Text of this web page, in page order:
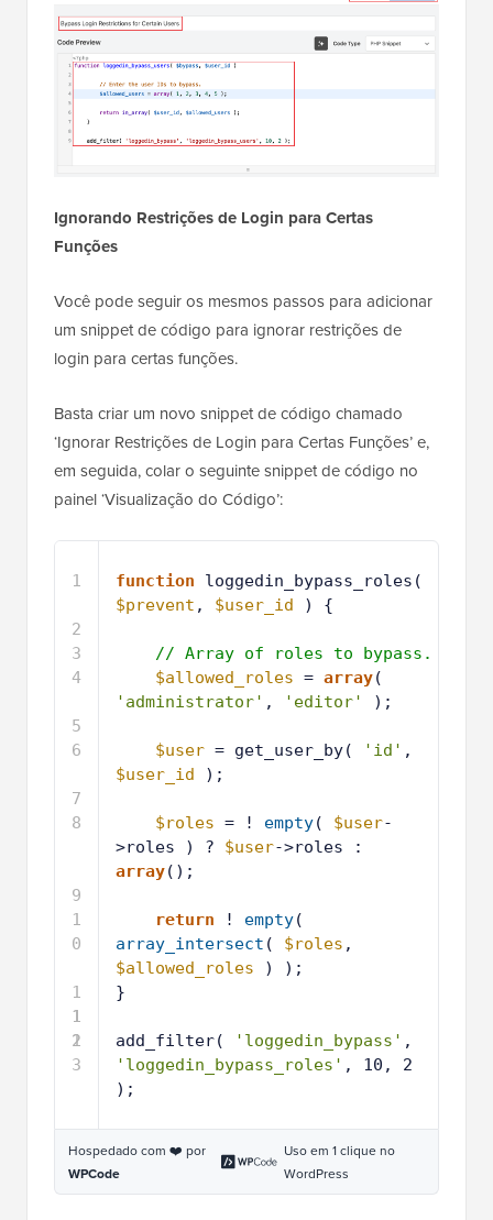
Ignorando Restrições de Login para Certas
Funções
Você pode seguir os mesmos passos para adicionar
um snippet de código para ignorar restrições de
login para certas funções.
Basta criar um novo snippet de código chamado
‘Ignorar Restrições de Login para Certas Funções’ e,
em seguida, colar o seguinte snippet de código no
painel ‘Visualização do Código’:
1
2
3
4
5
6
7
8
9
1
0
1
1
1
2
1
3
function
$prevent , $user_id ) {
// Array of roles to bypass.
$allowed_roles = array
'administrator' , 'editor' );
$user = get_user_by( 'id'
$user_id
);
$roles = ! empty( $user-
>roles ) ? $user
array();
return ! empty
array_intersect ( $roles
$allowed_roles
) );
}
add_filter( 'loggedin_bypass'
'loggedin_bypass_roles' , 10, 2
);
Hospedado com ❤️ por
WPCode
Uso em 1 clique no
WordPress